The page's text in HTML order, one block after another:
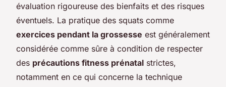
évaluation rigoureuse des bienfaits et des risques
éventuels. La pratique des squats comme
exercices pendant la grossesse est généralement
considérée comme sûre à condition de respecter
des précautions fitness prénatal strictes,
notamment en ce qui concerne la technique